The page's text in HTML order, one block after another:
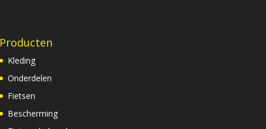
Producten
Kleding
Onderdelen
Fietsen
Bescherming